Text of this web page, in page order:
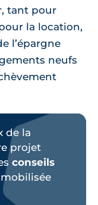
tant pour
la location,
l’épargne
neufs
de la
projet
conseils